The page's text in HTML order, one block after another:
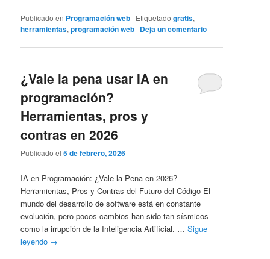
Publicado en Programación web | Etiquetado gratis,
herramientas,programación web | Deja un comentario
¿Vale la pena usar IA en
programación?
Herramientas, pros y
contras en 2026
Publicado el5 de febrero, 2026
IA en Programación: ¿Vale la Pena en 2026?
Herramientas, Pros y Contras del Futuro del Código El
mundo del desarrollo de software está en constante
evolución, pero pocos cambios han sido tan sísmicos
como la irrupción de la Inteligencia Artificial. …Sigue
leyendo →